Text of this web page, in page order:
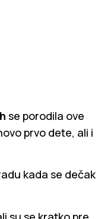
se porodila ove
prvo dete, ali i
kada se dečak